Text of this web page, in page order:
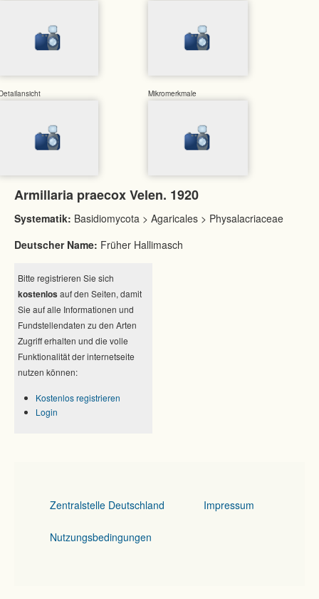
Mikromerkmale
Armillaria praecox Velen. 1920
Systematik: Basidiomycota > Agaricales > Physalacriaceae
Deutscher Name: Früher Hallimasch
Bitte registrieren Sie sich
kostenlos auf den Seiten, damit
Sie auf alle Informationen und
Fundstellendaten zu den Arten
Zugriff erhalten und die volle
Funktionalität der internetseite
nutzen können:
Kostenlos registrieren
Login
Zentralstelle Deutschland Impressum
Nutzungsbedingungen